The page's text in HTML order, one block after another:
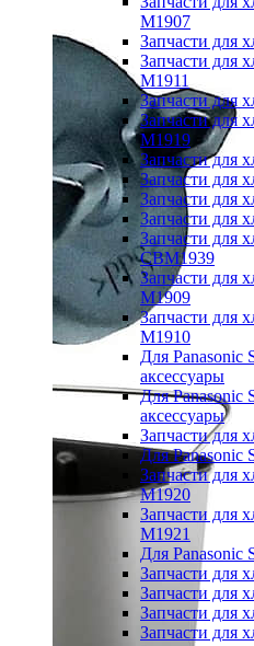
M1907
Запчасти для
Запчасти для
M1911
Запчасти для
Запчасти для
M1919
Запчасти для
Запчасти для
Запчасти для
Запчасти для
Запчасти для
CBM1939
Запчасти для
M1909
Запчасти для
M1910
Для Panasonic
аксессуары
Для Panasonic
аксессуары
Запчасти для
Для Panasonic
Запчасти для
M1920
Запчасти для
M1921
Для Panasonic
Запчасти для
Запчасти для
Запчасти для
Запчасти для